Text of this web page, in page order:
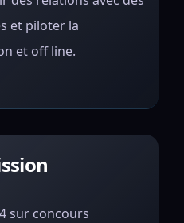
et piloter la
et off line.
sur concours